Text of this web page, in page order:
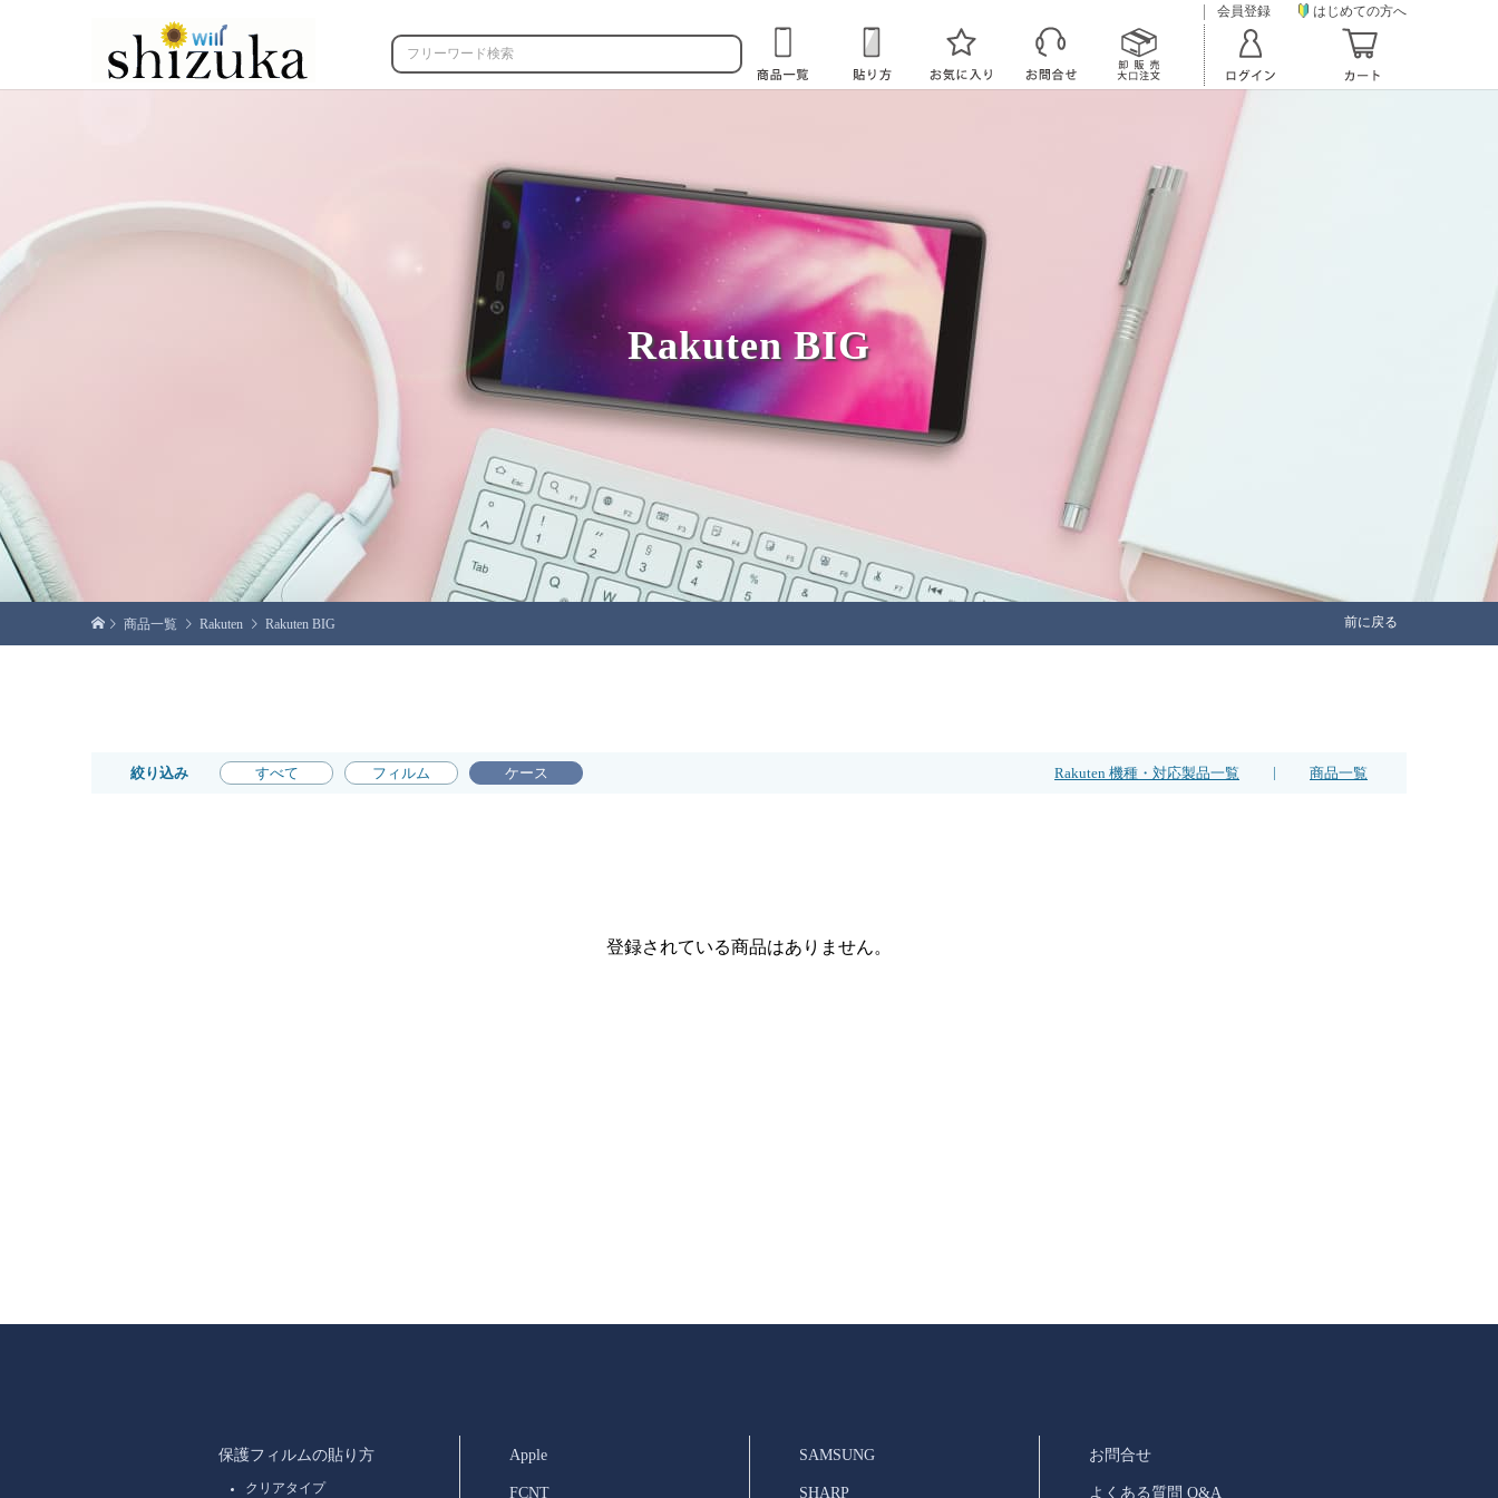
会員登録 はじめての方へ
Rakuten BIG
商品一覧 Rakuten Rakuten BIG 前に戻る
Rakuten 機種・対応製品一覧 | 商品一覧
絞り込み すべて フィルム ケース
登録されている商品はありません。
保護フィルムの貼り方
クリアタイプ
Apple
FCNT
SAMSUNG
SHARP
お問合せ
よくある質問 Q&A